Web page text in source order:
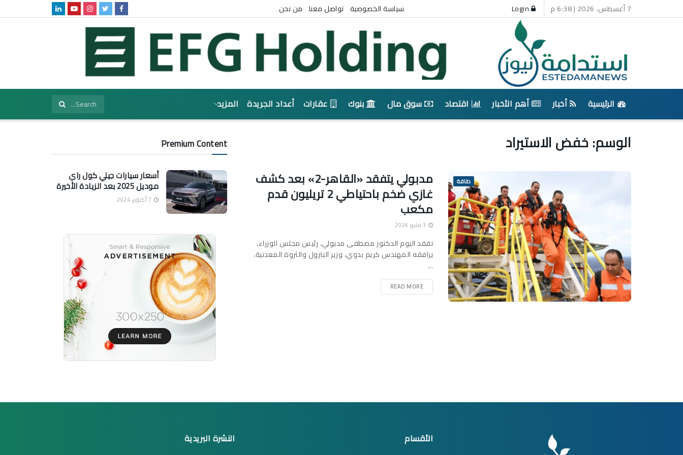
7 أغسطس، 2026 | 6:38 م سياسة الخصوصية تواصل معنا من نحن
الرئيسية أخبار أهم الأخبار اقتصاد سوق مال بنوك عقارات أعداد الجريدة المزيد
الوسم: خفض الاستيراد
طاقة مدبولي يتفقد «القاهر-2» بعد كشف
غازي ضخم باحتياطي 2 تريليون قدم
مكعب
تفقد اليوم الدكتور مصطفى مدبولي، رئيس مجلس الوزراء،
يرافقه المهندس كريم بدوي، وزير البترول والثروة المعدنية،
...
READ MORE
Premium Content
أسعار سيارات جيلي كول راي
موديل 2025 بعد الزيادة الأخيرة
الأقسام النشرة البريدية